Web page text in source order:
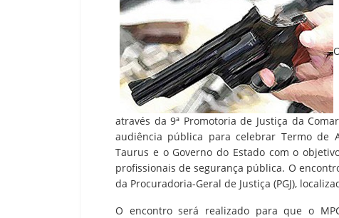
através da 9ª Promotoria de Justiça da
audiência pública para celebrar Termo de
Taurus e o Governo do Estado com o
profissionais de segurança pública. O
da Procuradoria-Geral de Justiça (PGJ),
O encontro será realizado para que o